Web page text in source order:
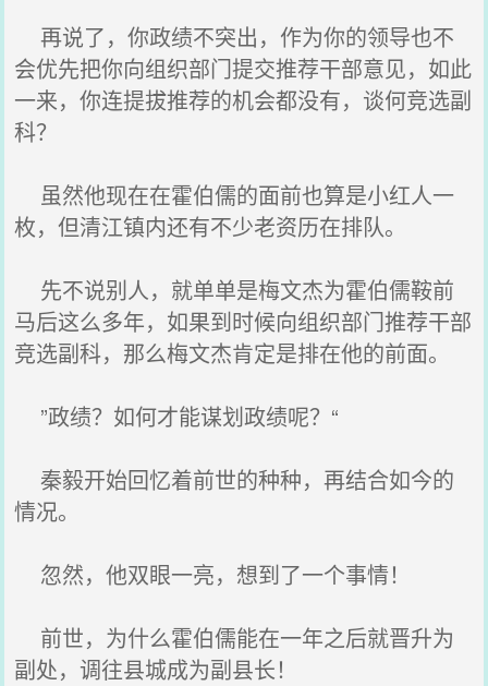
再说了，你政绩不突出，作为你的领导也不
会优先把你向组织部门提交推荐干部意见，如此
一来，你连提拔推荐的机会都没有，谈何竞选副
科？
虽然他现在在霍伯儒的面前也算是小红人一
枚，但清江镇内还有不少老资历在排队。
先不说别人，就单单是梅文杰为霍伯儒鞍前
马后这么多年，如果到时候向组织部门推荐干部
竞选副科，那么梅文杰肯定是排在他的前面。
”政绩？如何才能谋划政绩呢？“
秦毅开始回忆着前世的种种，再结合如今的
情况。
忽然，他双眼一亮，想到了一个事情！
前世，为什么霍伯儒能在一年之后就晋升为
副处，调往县城成为副县长！